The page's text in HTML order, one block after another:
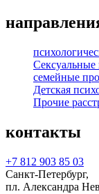
семейные
Детская
Прочие
контакты
+7 812 903 85 03
Санкт-Петербург,
пл. Александра